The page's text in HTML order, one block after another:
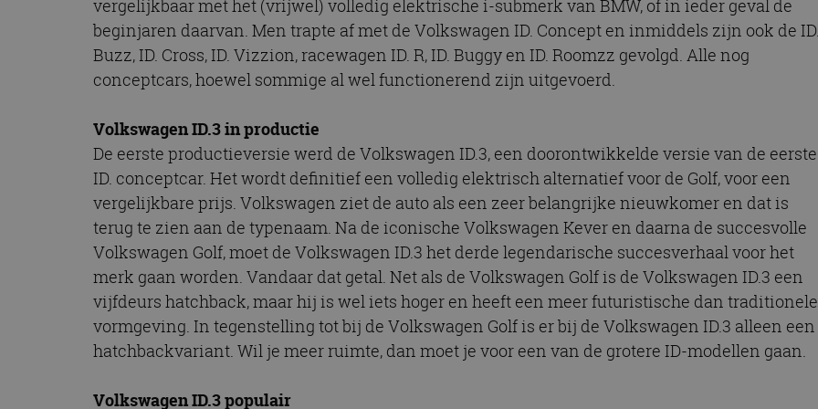
vergelijkbaar met het (vrijwel) volledig elektrische i-submerk van BMW, of in ieder geval de
beginjaren daarvan. Men trapte af met de Volkswagen ID. Concept en inmiddels zijn ook de ID.
Buzz, ID. Cross, ID. Vizzion, racewagen ID. R, ID. Buggy en ID. Roomzz gevolgd. Alle nog
conceptcars, hoewel sommige al wel functionerend zijn uitgevoerd.
Volkswagen ID.3 in productie
De eerste productieversie werd de Volkswagen ID.3, een doorontwikkelde versie van de eerste
ID. conceptcar. Het wordt definitief een volledig elektrisch alternatief voor de Golf, voor een
vergelijkbare prijs. Volkswagen ziet de auto als een zeer belangrijke nieuwkomer en dat is
terug te zien aan de typenaam. Na de iconische Volkswagen Kever en daarna de succesvolle
Volkswagen Golf, moet de Volkswagen ID.3 het derde legendarische succesverhaal voor het
merk gaan worden. Vandaar dat getal. Net als de Volkswagen Golf is de Volkswagen ID.3 een
vijfdeurs hatchback, maar hij is wel iets hoger en heeft een meer futuristische dan traditionele
vormgeving. In tegenstelling tot bij de Volkswagen Golf is er bij de Volkswagen ID.3 alleen een
hatchbackvariant. Wil je meer ruimte, dan moet je voor een van de grotere ID-modellen gaan.
Volkswagen ID.3 populair
CookieScriptConsent
CookieScript
autorai.nl
4 weken 2
dagen
Deze cookie wordt gebruikt door de Cookie-
cookievoorkeuren van bezoekers te onthouden.
van Cookie-Script.com is noodzakelijk om correct
_ga
LLC
.autorai.nl
1 jaar 1
maand
Deze cookienaam is gekoppeld aan Google Universal
belangrijke update is van de meer algemeen gebruikte
Google. Deze cookie wordt gebruikt om unieke
door een willekeurig gegenereerd nummer toe te wijzen
opgenomen in elk paginaverzoek op een site en wordt
bezoekers-, sessie- en campagnegegevens te berekenen
analyserapporten van de site.
_ga_SC6JKZPPKY
.autorai.nl
1 jaar 1
maand
Deze cookie wordt gebruikt door Google Analytics om de
behouden.
Naam
_fbp
Meta Platform
Inc.
.autorai.nl
2 maanden 4
weken
Gebruikt door Facebook om een reeks advertentieproducten
realtime bieden van externe adverteerders
.autorai.nl
weken
Deze cookie wordt ingesteld door Doubleclick en voert
de eindgebruiker de website gebruikt en over eventuele
eindgebruiker heeft gezien voordat hij de genoemde website
Google LLC
.doubleclick.net
maand
de eindgebruiker de website gebruikt en over eventuele
eindgebruiker heeft gezien voordat hij de genoemde website
Naam Aanbieder / Domein
Google Privacy Policy